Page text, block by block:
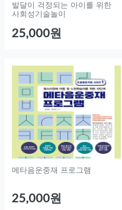
발달이 걱정되는 아이를 위한
사회성기술놀이
25,000원
메타음운중재 프로그램
25,000원